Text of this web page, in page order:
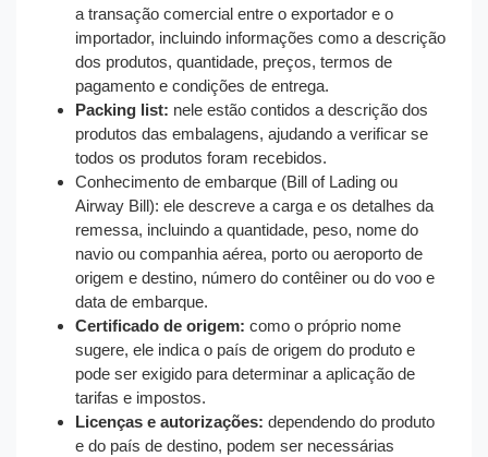
a transação comercial entre o exportador e o
importador, incluindo informações como a descrição
dos produtos, quantidade, preços, termos de
pagamento e condições de entrega.
Packing list: nele estão contidos a descrição dos
produtos das embalagens, ajudando a verificar se
todos os produtos foram recebidos.
Conhecimento de embarque (Bill of Lading ou
Airway Bill): ele descreve a carga e os detalhes da
remessa, incluindo a quantidade, peso, nome do
navio ou companhia aérea, porto ou aeroporto de
origem e destino, número do contêiner ou do voo e
data de embarque.
Certificado de origem: como o próprio nome
sugere, ele indica o país de origem do produto e
pode ser exigido para determinar a aplicação de
tarifas e impostos.
Licenças e autorizações: dependendo do produto
e do país de destino, podem ser necessárias